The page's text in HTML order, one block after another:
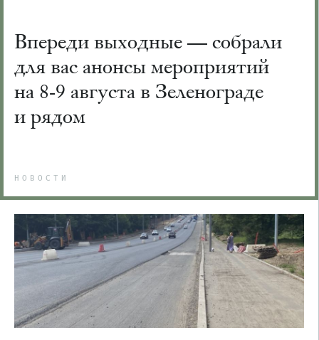
Впереди выходные — собрали
для вас анонсы мероприятий
на 8-9 августа в Зеленограде
и рядом
НОВОСТИ